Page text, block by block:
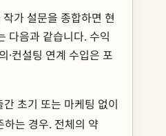
가 설문을 종합하면 현
다음과 같습니다. 수익
·컨설팅 연계 수입은 포
간 초기 또는 마케팅 없이
하는 경우. 전체의 약